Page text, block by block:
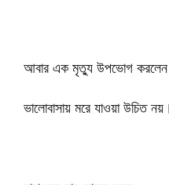
আবার এক মৃত্যু উপভোগ
ভালোবাসায় মরে যাওয়া উচিত নয়।